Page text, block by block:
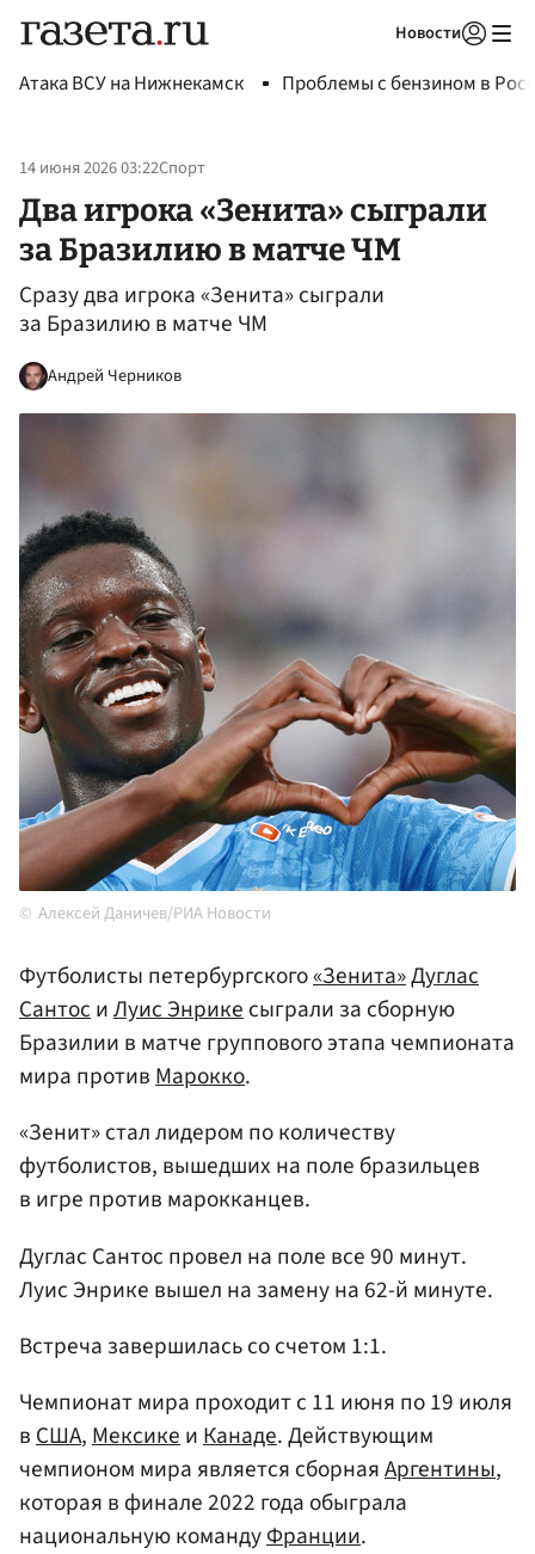
Новости
Атака ВСУ на Нижнекамск Проблемы с бензином в
14 июня 2026 03:22Спорт
Два игрока «Зенита» сыграли
за Бразилию в матче ЧМ
Сразу два игрока «Зенита» сыграли
за Бразилию в матче ЧМ
Андрей Черников
Алексей Даничев/РИА Новости
Футболисты петербургского«Зенита»Дуглас
СантосиЛуис Энрикесыграли за сборную
Бразилии в матче группового этапа чемпионата
мира противМарокко.
«Зенит» стал лидером по количеству
футболистов, вышедших на поле бразильцев
в игре против марокканцев.
Дуглас Сантос провел на поле все 90 минут.
Луис Энрике вышел на замену на 62-й минуте.
Встреча завершилась со счетом 1:1.
Чемпионат мира проходит с 11 июня по 19 июля
вСША,МексикеиКанаде. Действующим
чемпионом мира является сборнаяАргентины,
которая в финале 2022 года обыграла
национальную командуФранции.